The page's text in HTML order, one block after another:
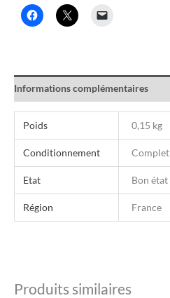
Informations complémentaires
Poids 0,15 kg
Conditionnement Complet
Etat Bon état
Région France
Produits similaires